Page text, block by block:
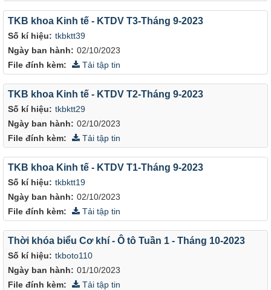
Số kí hiệu: tkbktt39
Ngày ban hành: 02/10/2023
TKB khoa Kinh tế - KTDV T3-Tháng 9-2023
File đính kèm: Tải tập tin
Số kí hiệu: tkbktt29
Ngày ban hành: 02/10/2023
TKB khoa Kinh tế - KTDV T2-Tháng 9-2023
File đính kèm: Tải tập tin
Số kí hiệu: tkbktt19
Ngày ban hành: 02/10/2023
TKB khoa Kinh tế - KTDV T1-Tháng 9-2023
File đính kèm: Tải tập tin
Số kí hiệu: tkboto110
Ngày ban hành: 01/10/2023
Thời khóa biểu Cơ khí - Ô tô Tuần 1 - Tháng 10-2023
File đính kèm: Tải tập tin